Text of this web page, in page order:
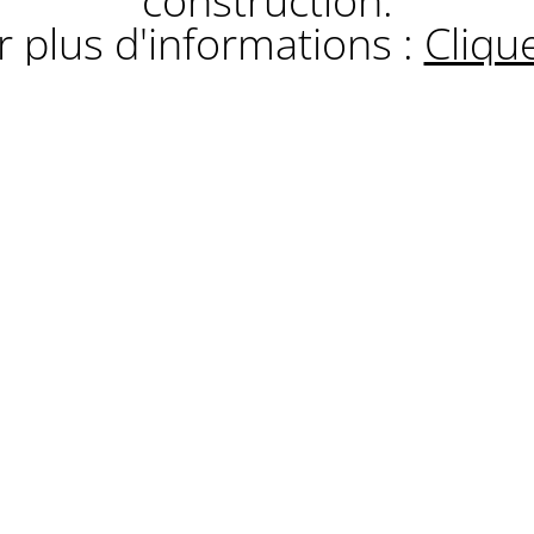
plus d'informations :